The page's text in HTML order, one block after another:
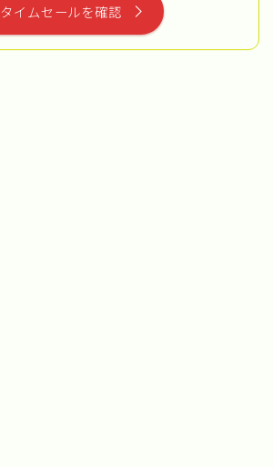
タイムセールを確認